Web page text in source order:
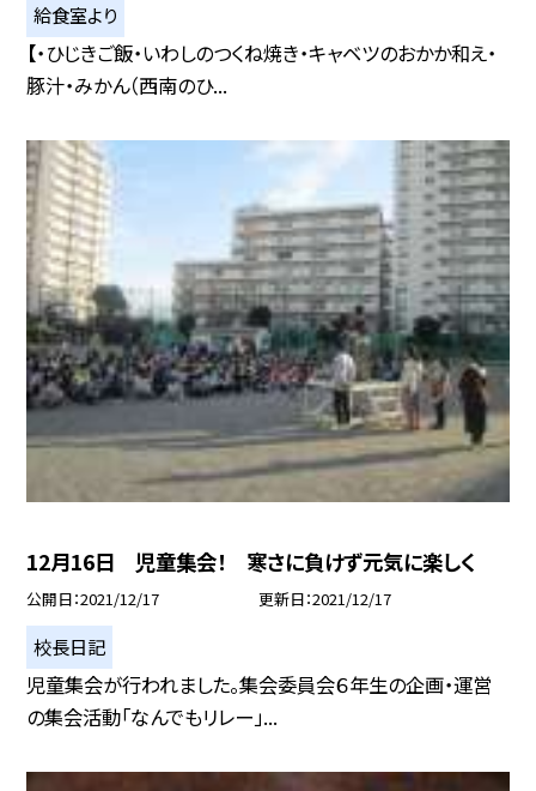
給食室より
【・ひじきご飯・いわしのつくね焼き・キャベツのおかか和え・
豚汁・みかん（西南のひ...
12月16日 児童集会！ 寒さに負けず元気に楽しく
公開日 2021/12/17 更新日 2021/12/17
校長日記
児童集会が行われました。集会委員会６年生の企画・運営
の集会活動「なんでもリレー」...